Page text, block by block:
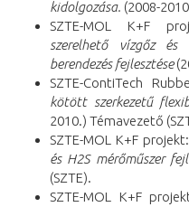
kidolgozása. (2008-
SZTE-MOL K+F
szerelhető vízgőz és
berendezés fejlesztése
SZTE-ContiTech
kötött szerkezetű
2010.) Témavezető
SZTE-MOL K+F
és H2S mérőműszer
(SZTE).
SZTE-MOL K+F